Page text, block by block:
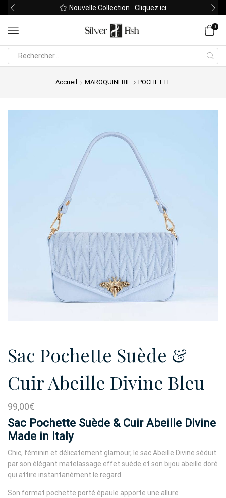
Nouvelle Collection Cliquez ici
0
Accueil MAROQUINERIE POCHETTE
Sac Pochette Suède &
Cuir Abeille Divine Bleu
99,00€
Sac Pochette Suède & Cuir Abeille Divine
Made in Italy
Chic, féminin et délicatement glamour, le sac Abeille Divine séduit
par son élégant matelassage effet suède et son bijou abeille doré
qui attire instantanément le regard.
Son format pochette porté épaule apporte une allure